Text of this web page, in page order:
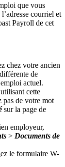
que vous
courriel et
Payroll de cet
chez votre ancien
de
actuel.
cette
pas de votre mot
sur la page de
employeur,
> Documents de
le formulaire W-